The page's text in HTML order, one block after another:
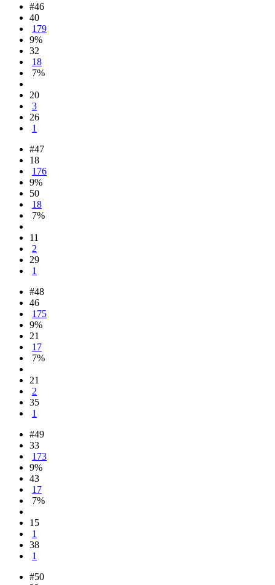
#46
40
179
9%
32
18
7%
20
3
26
1
#47
18
176
9%
50
18
7%
11
2
29
1
#48
46
175
9%
21
17
7%
21
2
35
1
#49
33
173
9%
43
17
7%
15
1
38
1
#50